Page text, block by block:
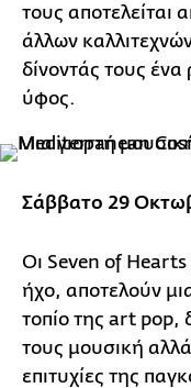
τους αποτελείται
άλλων
δίνοντάς τους
ύφος.
Σάββατο 29
Οι Seven of
ήχο, αποτελούν
τοπίο της art pop,
τους μουσική
επιτυχίες της